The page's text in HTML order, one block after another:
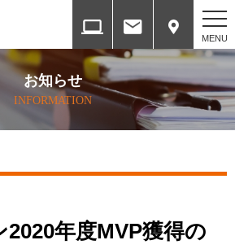
ホーム
HOME
お知らせ
INFORMATION
年度MVP獲得の